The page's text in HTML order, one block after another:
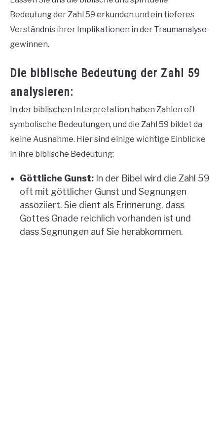
Bedeutung der Zahl 59 erkunden und ein tieferes
Verständnis ihrer Implikationen in der Traumanalyse
gewinnen.
Die biblische Bedeutung der Zahl 59
analysieren:
In der biblischen Interpretation haben Zahlen oft
symbolische Bedeutungen, und die Zahl 59 bildet da
keine Ausnahme. Hier sind einige wichtige Einblicke
in ihre biblische Bedeutung:
Göttliche Gunst: In der Bibel wird die Zahl 59
oft mit göttlicher Gunst und Segnungen
assoziiert. Sie dient als Erinnerung, dass
Gottes Gnade reichlich vorhanden ist und
dass Segnungen auf Sie herabkommen.